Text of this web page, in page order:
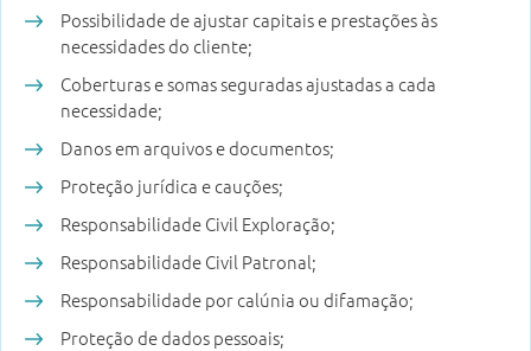
Possibilidade de ajustar capitais e prestações às
necessidades do cliente;
Coberturas e somas seguradas ajustadas a cada
necessidade;
Danos em arquivos e documentos;
Proteção jurídica e cauções;
Responsabilidade Civil Exploração;
Responsabilidade Civil Patronal;
Responsabilidade por calúnia ou difamação;
Proteção de dados pessoais;